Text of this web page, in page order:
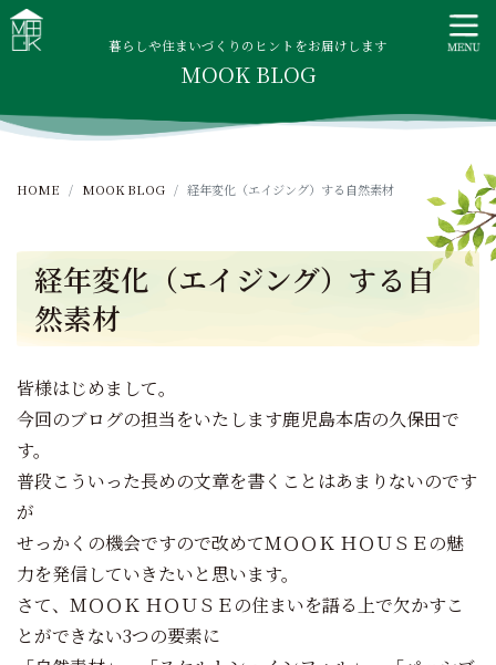
t
MOOK HOUSE ムックハウス
MOOK HOUSEはかごしま素材で建てる木の住まい。自然を
感じる四季に合わせた暮らし、家族がずっと住み継げる暮ら
暮らしや住まいづくりのヒントをお届けします
MOOK BLOG
HOME MOOK BLOG 経年変化（エイジング）する自然素材
経年変化（エイジング）する自
然素材
皆様はじめまして。
今回のブログの担当をいたします鹿児島本店の久保田で
す。
普段こういった長めの文章を書くことはあまりないのです
が
せっかくの機会ですので改めてＭＯＯＫ ＨＯＵＳＥの魅
力を発信していきたいと思います。
さて、ＭＯＯＫ ＨＯＵＳＥの住まいを語る上で欠かすこ
とができない3つの要素に